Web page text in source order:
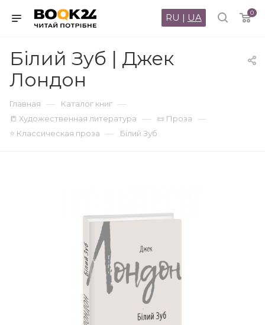
0
RU | UA
Білий Зуб | Джек
Лондон
Главная — Каталог книг —
📒 Художественная литература — 📜 Проза —
⭐ Классическая проза — Білий Зуб